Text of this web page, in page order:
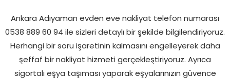
Ankara Adıyaman evden eve nakliyat telefon numarası
0538 889 60 94 ile sizleri detaylı bir şekilde bilgilendiriyoruz.
Herhangi bir soru işaretinin kalmasını engelleyerek daha
şeffaf bir nakliyat hizmeti gerçekleştiriyoruz. Ayrıca
sigortalı eşya taşıması yaparak eşyalarınızın güvence